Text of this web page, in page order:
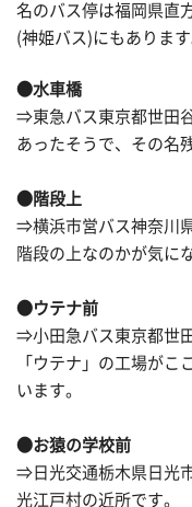
名のバス停は福岡県直
(神姫バス)にもあります
●水車橋
⇒東急バス東京都世田
あったそうで、その名
●階段上
⇒横浜市営バス神奈川
階段の上なのかが気に
●ウテナ前
⇒小田急バス東京都世
「ウテナ」の工場がこ
います。
●お猿の学校前
⇒日光交通栃木県日光
光江戸村の近所です。